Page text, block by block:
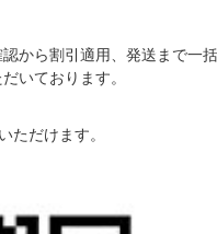
から割引適用、発送まで一
いております。
ただけます。